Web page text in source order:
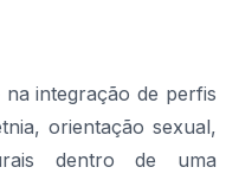
integração de perfis
orientação sexual,
dentro de uma